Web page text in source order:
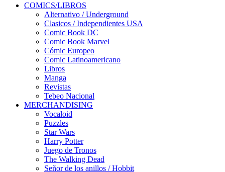
COMICS/LIBROS
Alternativo / Underground
Clasicos / Independientes USA
Comic Book DC
Comic Book Marvel
Cómic Europeo
Comic Latinoamericano
Libros
Manga
Revistas
Tebeo Nacional
MERCHANDISING
Vocaloid
Puzzles
Star Wars
Harry Potter
Juego de Tronos
The Walking Dead
Señor de los anillos / Hobbit